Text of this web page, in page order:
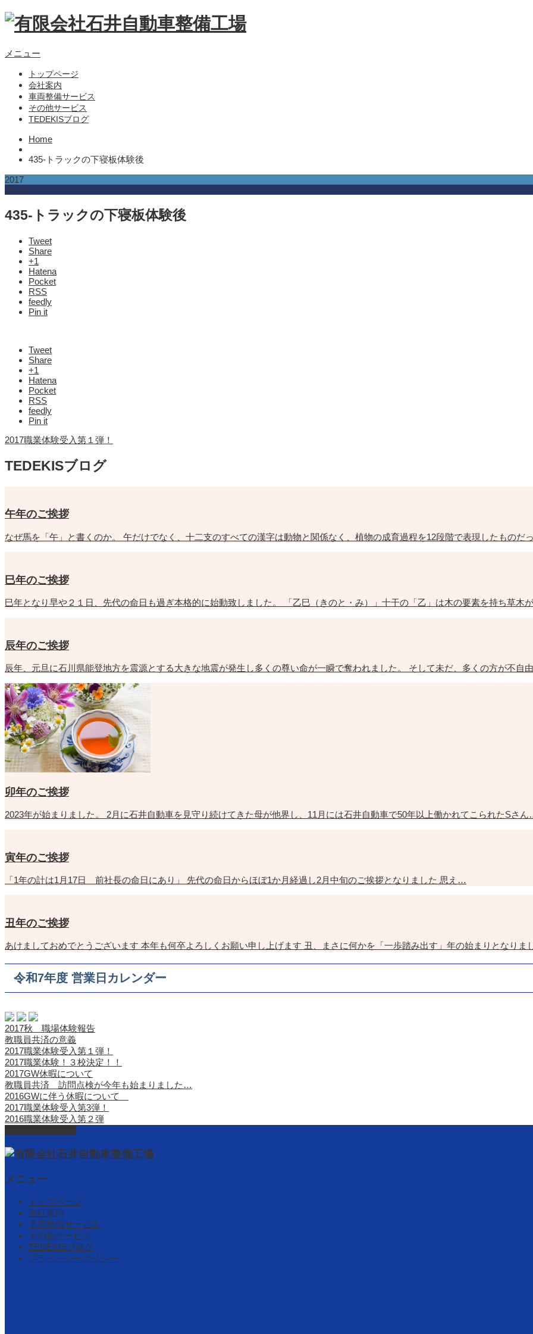
メニュー
トップページ
会社案内
車両整備サービス
その他サービス
TEDEKISブログ
Home
435-トラックの下寝板体験後
2017
03Oct
435-トラックの下寝板体験後
Tweet
Share
+1
Hatena
Pocket
RSS
feedly
Pin it
Tweet
Share
+1
Hatena
Pocket
RSS
feedly
Pin it
2017職業体験受入第１弾！
TEDEKISブログ
午年のご挨拶
なぜ馬を「午」と書くのか。 午だけでなく、十二支のすべての漢字は動物と関係なく、植物の成育過程を12段階で表現したものだ
巳年のご挨拶
巳年となり早や２１日、先代の命日も過ぎ本格的に始動致しました。 「乙巳（きのと・み）」十干の「乙」は木の要素を持ち草木
辰年のご挨拶
辰年、元旦に石川県能登地方を震源とする大きな地震が発生し多くの尊い命が一瞬で奪われました。 そして未だ、多くの方が不自
卯年のご挨拶
2023年が始まりました。 2月に石井自動車を見守り続けてきた母が他界し、11月には石井自動車で50年以上働かれてこられたSさ
寅年のご挨拶
「1年の計は1月17日 前社長の命日にあり」 先代の命日からほぼ1か月経過し2月中旬のご挨拶となりました 思え…
丑年のご挨拶
あけましておめでとうございます 本年も何卒よろしくお願い申し上げます 丑、まさに何かを「一歩踏み出す」年の始まりとなりま
令和7年度 営業日カレンダー
2017秋 職場体験報告
教職員共済の意義
2017職業体験受入第１弾！
2017職業体験！３校決定！！
2017GW休暇について
教職員共済 訪問点検が今年も始まりました…
2016GWに伴う休暇について
2017職業体験受入第3弾！
2016職業体験受入第２弾
メニュー
トップページ
会社案内
車両整備サービス
その他サービス
TEDEKISブログ
プライバシーポリシー